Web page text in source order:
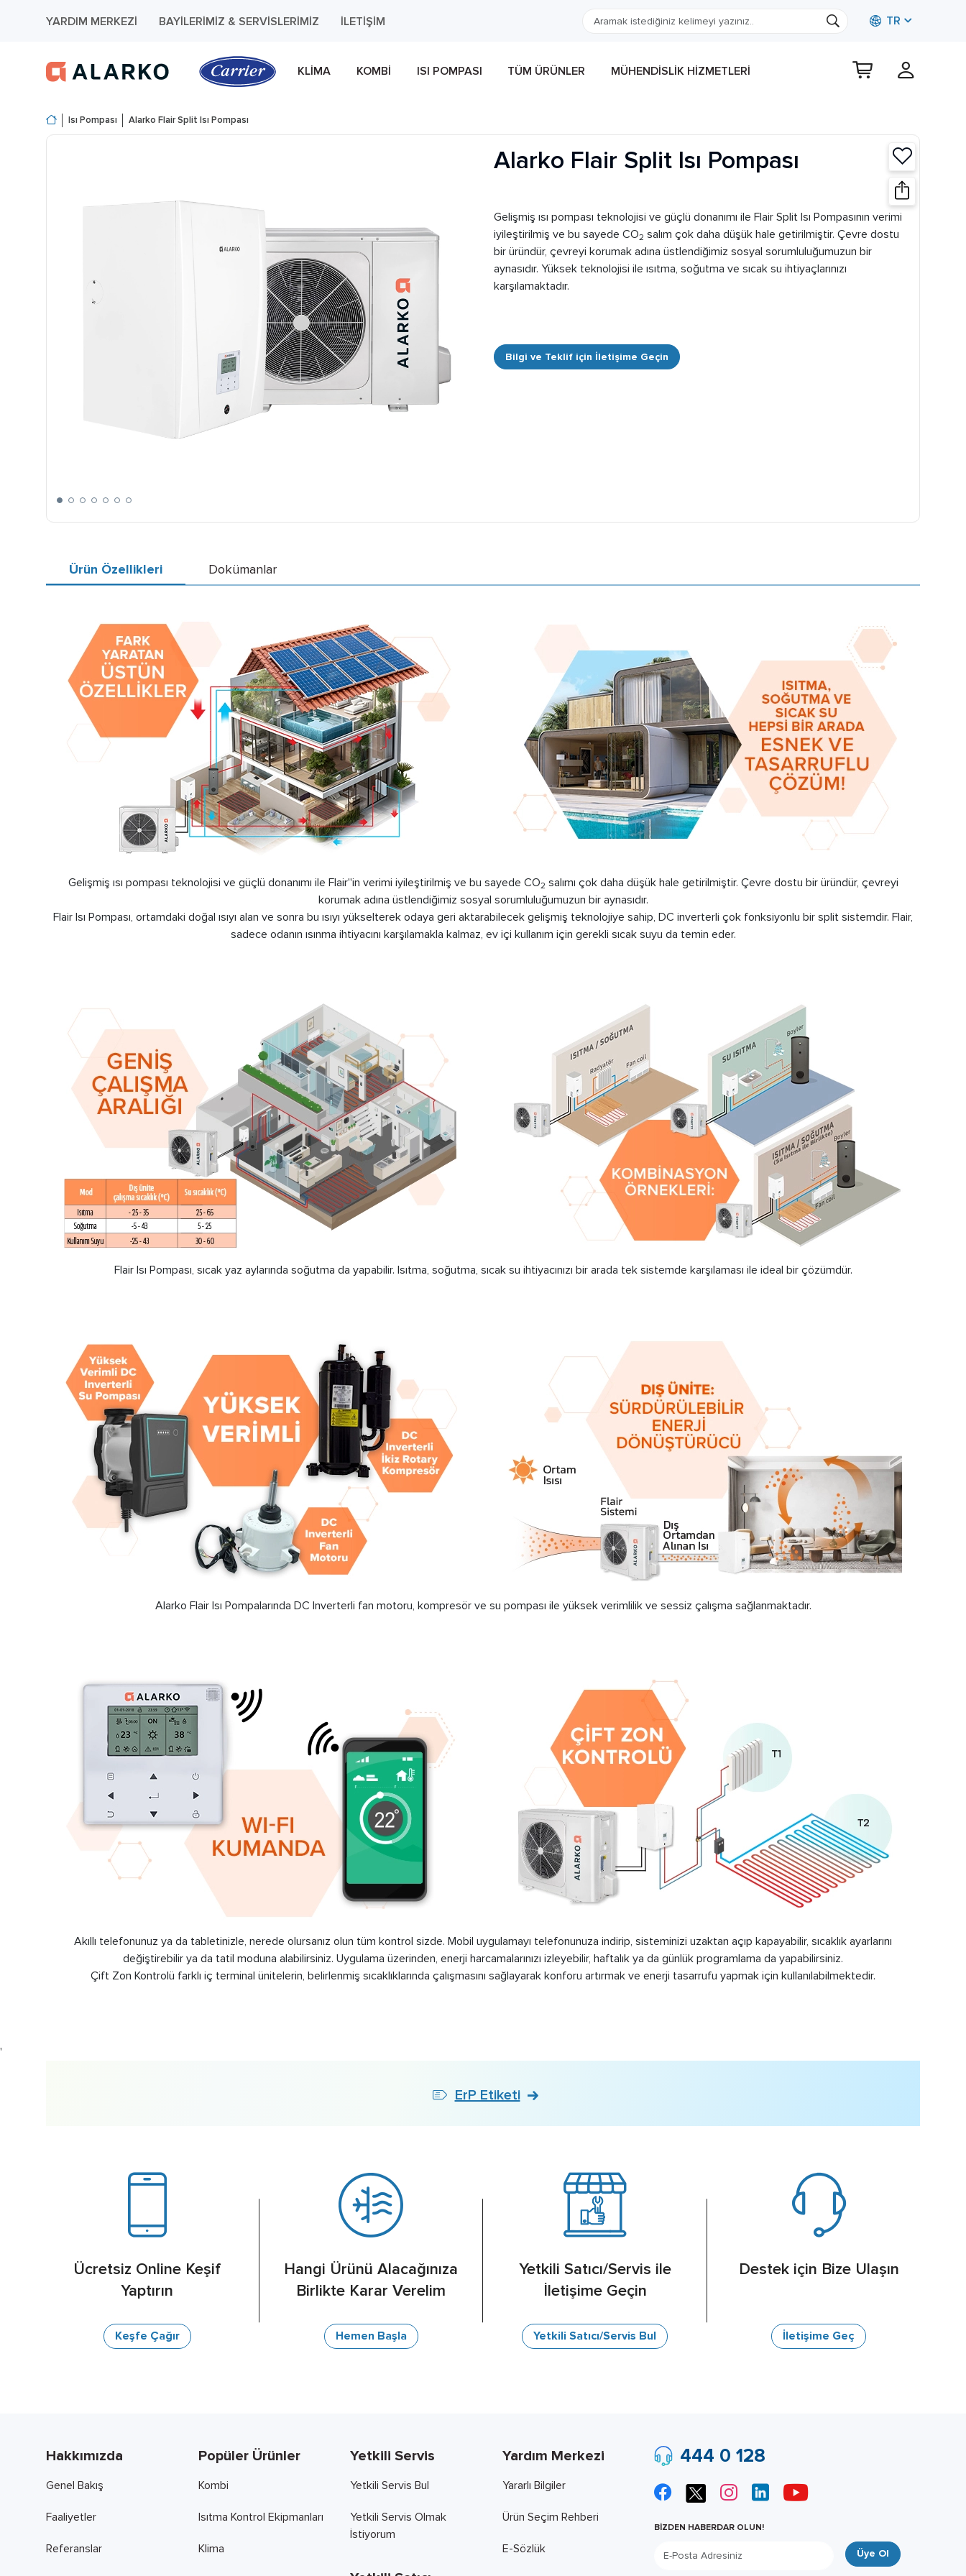
YARDIM MERKEZI BAYILERIMIZ & SERVISLERIMIZ İLETIŞIM TR
KLIMA KOMBI ISI POMPASI TÜM ÜRÜNLER MÜHENDISLIK HIZMETLERI
Isı Pompası Alarko Flair Split Isı Pompası
Alarko Flair Split Isı Pompası
Gelişmiş ısı pompası teknolojisi ve güçlü donanımı ile Flair Split Isı Pompasının verimi
iyileştirilmiş ve bu sayede CO2 salım çok daha düşük hale getirilmiştir. Çevre dostu
bir üründür, çevreyi korumak adına üstlendiğimiz sosyal sorumluluğumuzun bir
aynasıdır. Yüksek teknolojisi ile ısıtma, soğutma ve sıcak su ihtiyaçlarınızı
karşılamaktadır.
Bilgi ve Teklif için İletişime Geçin
Ürün Özellikleri Dokümanlar
Gelişmiş ısı pompası teknolojisi ve güçlü donanımı ile Flair''in verimi iyileştirilmiş ve bu sayede CO2 salımı çok daha düşük hale getirilmiştir. Çevre dostu bir üründür, çevreyi
korumak adına üstlendiğimiz sosyal sorumluluğumuzun bir aynasıdır.
Flair Isı Pompası, ortamdaki doğal ısıyı alan ve sonra bu ısıyı yükselterek odaya geri aktarabilecek gelişmiş teknolojiye sahip, DC inverterli çok fonksiyonlu bir split sistemdir. Flair,
sadece odanın ısınma ihtiyacını karşılamakla kalmaz, ev içi kullanım için gerekli sıcak suyu da temin eder.
Flair Isı Pompası, sıcak yaz aylarında soğutma da yapabilir. Isıtma, soğutma, sıcak su ihtiyacınızı bir arada tek sistemde karşılaması ile ideal bir çözümdür.
Alarko Flair Isı Pompalarında DC Inverterli fan motoru, kompresör ve su pompası ile yüksek verimlilik ve sessiz çalışma sağlanmaktadır.
Akıllı telefonunuz ya da tabletinizle, nerede olursanız olun tüm kontrol sizde. Mobil uygulamayı telefonunuza indirip, sisteminizi uzaktan açıp kapayabilir, sıcaklık ayarlarını
değiştirebilir ya da tatil moduna alabilirsiniz. Uygulama üzerinden, enerji harcamalarınızı izleyebilir, haftalık ya da günlük programlama da yapabilirsiniz.
Çift Zon Kontrolü farklı iç terminal ünitelerin, belirlenmiş sıcaklıklarında çalışmasını sağlayarak konforu artırmak ve enerji tasarrufu yapmak için kullanılabilmektedir.
'
ErP Etiketi
Ücretsiz Online Keşif
Yaptırın
Keşfe Çağır
Hangi Ürünü Alacağınıza
Birlikte Karar Verelim
Hemen Başla
Yetkili Satıcı/Servis ile
İletişime Geçin
Yetkili Satıcı/Servis Bul
Destek için Bize Ulaşın
İletişime Geç
Hakkımızda
Genel Bakış
Faaliyetler
Referanslar
Popüler Ürünler
Kombi
Isıtma Kontrol Ekipmanları
Klima
Yetkili Servis
Yetkili Servis Bul
Yetkili Servis Olmak
İstiyorum
Yardım Merkezi
Yararlı Bilgiler
Ürün Seçim Rehberi
E-Sözlük
444 0 128
BİZDEN HABERDAR OLUN!
Üye Ol